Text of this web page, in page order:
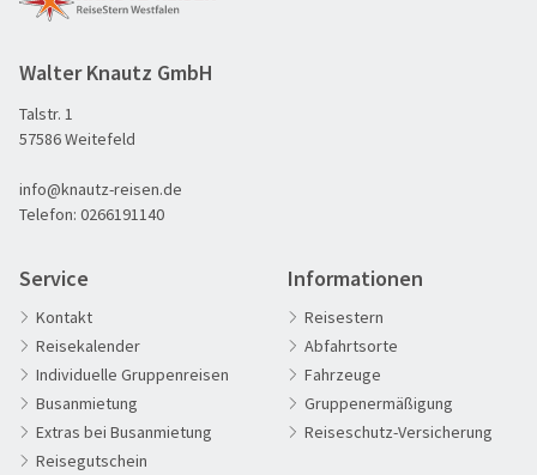
Walter Knautz GmbH
Talstr. 1
57586 Weitefeld
info@knautz-reisen.de
Telefon: 0266191140
Service
Kontakt
Reisekalender
Individuelle Gruppenreisen
Busanmietung
Extras bei Busanmietung
Reisegutschein
Informationen
Reisestern
Abfahrtsorte
Fahrzeuge
Gruppenermäßigung
Reiseschutz-Versicherung